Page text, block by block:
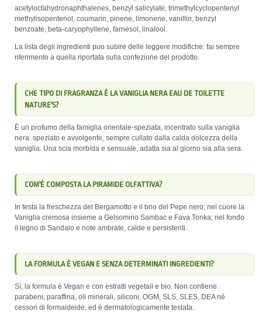
acetyloctahydronaphthalenes, benzyl salicylate, trimethylcyclopentenyl
methylisopentenol, coumarin, pinene, limonene, vanillin, benzyl
benzoate, beta-caryophyllene, farnesol, linalool.
La lista degli ingredienti puo subire delle leggere modifiche: fai sempre
riferimento a quella riportata sulla confezione del prodotto.
CHE TIPO DI FRAGRANZA È LA VANIGLIA NERA EAU DE TOILETTE
NATURE'S?
È un profumo della famiglia orientale-speziata, incentrato sulla vaniglia
nera: speziato e avvolgente, sempre cullato dalla calda dolcezza della
vaniglia. Una scia morbida e sensuale, adatta sia al giorno sia alla sera.
COM'È COMPOSTA LA PIRAMIDE OLFATTIVA?
In testa la freschezza del Bergamotto e il brio del Pepe nero; nel cuore la
Vaniglia cremosa insieme a Gelsomino Sambac e Fava Tonka; nel fondo
il legno di Sandalo e note ambrate, calde e persistenti.
LA FORMULA È VEGAN E SENZA DETERMINATI INGREDIENTI?
Sì, la formula è Vegan e con estratti vegetali e bio. Non contiene
parabeni, paraffina, oli minerali, siliconi, OGM, SLS, SLES, DEA né
cessori di formaldeide, ed è dermatologicamente testata.